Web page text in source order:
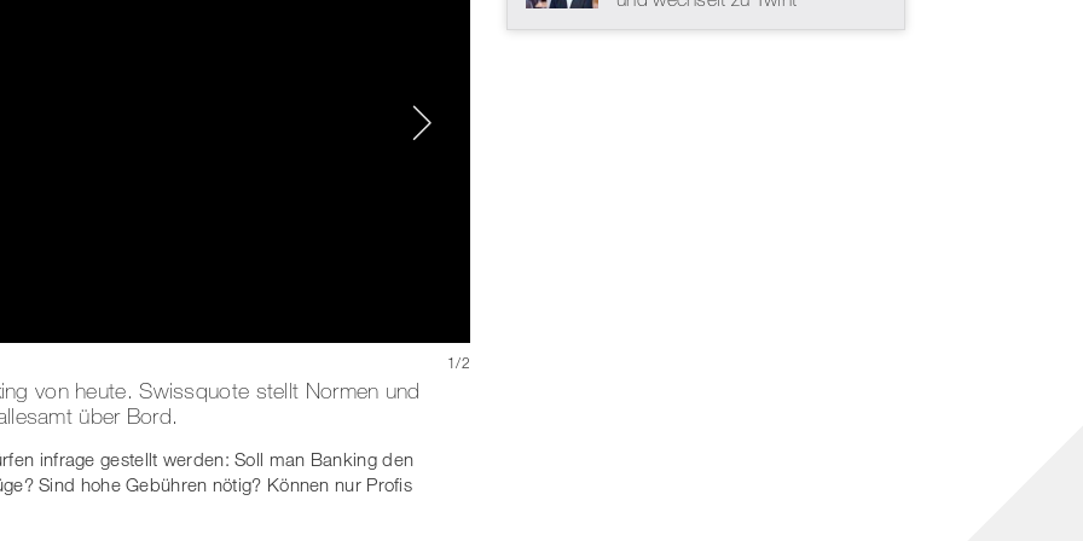
1/2
von heute. Swissquote stellt Normen und
über Bord.
infrage gestellt werden: Soll man Banking den
Sind hohe Gebühren nötig? Können nur Profis